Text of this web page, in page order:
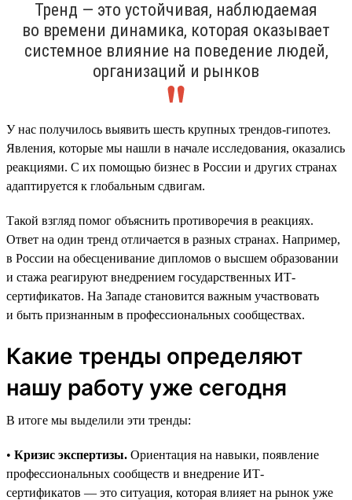
Тренд — это устойчивая, наблюдаемая
во времени динамика, которая оказывает
системное влияние на поведение людей,
организаций и рынков
У нас получилось выявить шесть крупных трендов-гипотез.
Явления, которые мы нашли в начале исследования, оказались
реакциями. С их помощью бизнес в России и других странах
адаптируется к глобальным сдвигам.
Такой взгляд помог объяснить противоречия в реакциях.
Ответ на один тренд отличается в разных странах. Например,
в России на обесценивание дипломов о высшем образовании
и стажа реагируют внедрением государственных ИТ-
сертификатов. На Западе становится важным участвовать
и быть признанным в профессиональных сообществах.
Какие тренды определяют
нашу работу уже сегодня
В итоге мы выделили эти тренды:
• Кризис экспертизы. Ориентация на навыки, появление
профессиональных сообществ и внедрение ИТ-
сертификатов — это ситуация, которая влияет на рынок уже